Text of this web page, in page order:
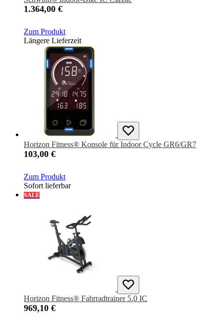
1.364,00 €
Zum Produkt
Längere Lieferzeit
Horizon Fitness® Konsole für Indoor Cycle GR6/GR7
103,00 €
Zum Produkt
Sofort lieferbar
SALE
Horizon Fitness® Fahrradtrainer 5.0 IC
969,10 €